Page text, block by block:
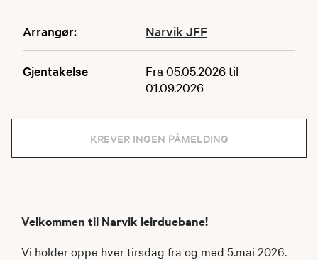
Arrangør: Narvik JFF
Gjentakelse
Fra 05.05.2026 til
01.09.2026
KREVER INGEN PÅMELDING
Velkommen til Narvik leirduebane!
Vi holder oppe hver tirsdag fra og med 5.mai 2026.